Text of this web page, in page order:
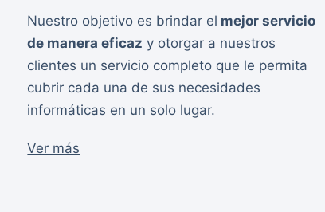
Nuestro objetivo es brindar el mejor servicio
de manera eficaz y otorgar a nuestros
clientes un servicio completo que le permita
cubrir cada una de sus necesidades
informáticas en un solo lugar.
Ver más